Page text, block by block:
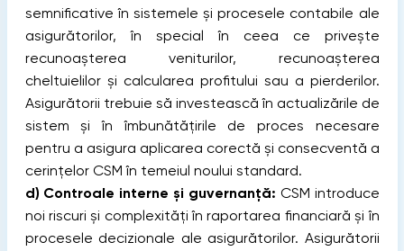
semnificative în sistemele și procesele contabile ale
asigurătorilor, în special în ceea ce privește
recunoașterea veniturilor, recunoașterea
cheltuielilor și calcularea profitului sau a pierderilor.
Asigurătorii trebuie să investească în actualizările de
sistem și în îmbunătățirile de proces necesare
pentru a asigura aplicarea corectă și consecventă a
cerințelor CSM în temeiul noului standard.
d) Controale interne și guvernanță: CSM introduce
noi riscuri și complexități în raportarea financiară și în
procesele decizionale ale asigurătorilor. Asigurătorii